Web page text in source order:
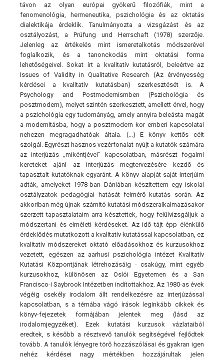
távon az olyan európai gyökerű filozófiák, mint a
fenomenológia, hermeneutika, pszichológia és az oktatás
dialektikája érdeklik. Tanulmányozta a vizsgázást és az
osztályozást, a Prüfung und Herrschaft (1978) szerzője.
Jelenleg az értékelés mint ismeretalkotás módszerével
foglalkozik, és a tanonckodás mint oktatási forma
lehetőségeivel. Sokat írt a kvalitatív kutatásról, beleértve az
Issues of Validity in Qualitative Research (Az érvényesség
kérdései a kvalitatív kutatásban) szerkesztését is. A
Psychology and Postmodernismben (Pszichológia és
posztmodern), melyet szintén szerkesztett, amellett érvel, hogy
a pszichológia egy tudományág, amely annyira beleásta magát
a modernitásba, hogy a posztmodern kor emberi kapcsolatai
nehezen megragadhatóak általa. (...) E könyv kettős célt
szolgál. Egyrészt hasznos vezérfonalat nyújt a kutatók számára
az interjúzás „mikéntjével" kapcsolatban, másrészt fogalmi
kereteket ajánl az interjúzás megtervezésére kezdő és
tapasztalt kutatóknak egyaránt. A könyv alapját saját interjúim
adták, amelyeket 1978-ban Dániában készítettem egy iskolai
osztályzatok pedagógiai hatását felmérő kutatás során. Az
akkoriban még újnak számító kutatási módszeralkalmazásakor
szerzett tapasztalataim arra késztettek, hogy felülvizsgáljuk a
módszertani és elméleti kérdéseket. Az idő tájt épp élénkülő
érdeklődés mutatkozott a kvalitatív kutatással kapcsolatban, ez
kvalitatív módszereket oktató előadásokhoz és kurzusokhoz
vezetett, egészen az aarhusi pszichológia intézet Kvalitatív
Kutatási Központjának létrehozásáig - csakúgy, mint egyéb
kurzusokhoz, különösen az Oslói Egyetemen és a San
Francisco-i Saybrook Intézetben indítottakhoz. Az 1980-as évek
végéig csekély irodalom állt rendelkezésre az interjúzással
kapcsolatban, s a témába vágó írások leginkább cikkek és
könyv-fejezetek formájában jelentek meg (lásd az
irodalomjegyzéket). Ezek kutatási kurzusok vázlataiból
eredtek, s később a résztvevő tanulók segítségével fejlődtek
tovább. A tanulók lényegre törő hozzászólásai és gyakran igen
nehéz kérdései nagy mértékben hozzájárultak jelen